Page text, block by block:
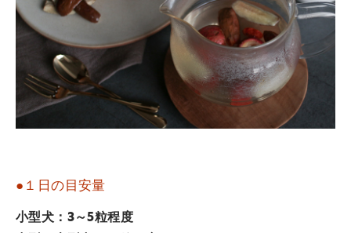
●１日の目安量
小型犬：3～5粒程度